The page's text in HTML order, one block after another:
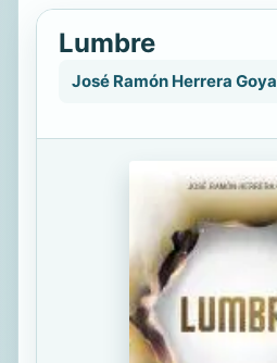
Lumbre
José Ramón Herrera Goya